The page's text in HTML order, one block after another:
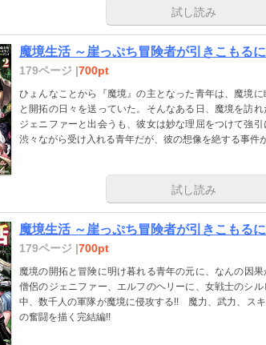
試し読み
魔境生活 ～崖っぷち冒険者が引きこもる
179ページ |700pt
ひょんなことから『魔境』の主となった青年は、魔境
と開拓の日々を送っていた。そんなある日、魔境を訪
ジェニファーと出会うも、彼女は妙な理屈をつけて強
渋々ながら受け入れる青年だが、彼の想像を絶する事
試し読み
魔境生活 ～崖っぷち冒険者が引きこもる
179ページ |700pt
魔境の開拓と冒険に明け暮れる青年の元に、なんの因
僧侶のジェニファー、エルフのヘリーに、女戦士のシ
中、数千人の軍隊が魔境に侵攻する!! 魔力、武力、ス
の奮闘を描く完結編!!